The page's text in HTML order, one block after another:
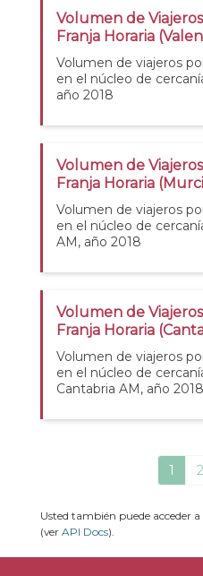
Volumen de
Franja Horaria
Volumen de viajeros
en el núcleo de
año 2018
Volumen de
Franja Horaria
Volumen de viajeros
en el núcleo de
AM, año 2018
Volumen de
Franja Horaria
Volumen de viajeros
en el núcleo de
Cantabria AM, año 2018
1 2
Usted también puede acceder
(ver API Docs).